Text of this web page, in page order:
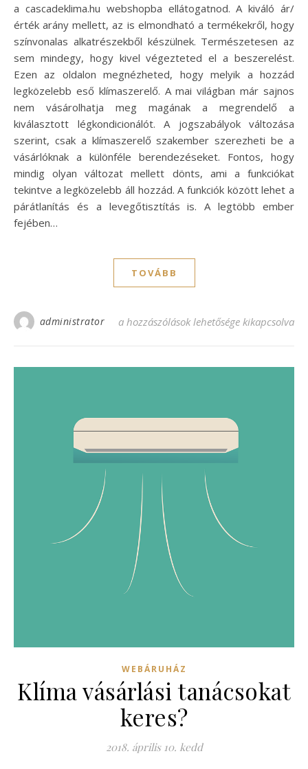
a cascadeklima.hu webshopba ellátogatnod. A kiváló ár/
érték arány mellett, az is elmondható a termékekről, hogy
színvonalas alkatrészekből készülnek. Természetesen az
sem mindegy, hogy kivel végezteted el a beszerelést.
Ezen az oldalon megnézheted, hogy melyik a hozzád
legközelebb eső klímaszerelő. A mai világban már sajnos
nem vásárolhatja meg magának a megrendelő a
kiválasztott légkondicionálót. A jogszabályok változása
szerint, csak a klímaszerelő szakember szerezheti be a
vásárlóknak a különféle berendezéseket. Fontos, hogy
mindig olyan változat mellett dönts, ami a funkciókat
tekintve a legközelebb áll hozzád. A funkciók között lehet a
párátlanítás és a levegőtisztítás is. A legtöbb ember
fejében…
TOVÁBB
administrator Mit tegyek ha klímaszerelésre azonnal
a hozzászólások lehetősége kikapcsolva
WEBÁRUHÁZ
Klíma vásárlási tanácsokat
keres?
2018. április 10. kedd